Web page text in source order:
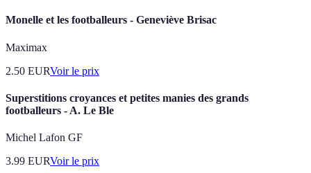
Monelle et les footballeurs - Geneviève Brisac
Maximax
2.50 EURVoir le prix
Superstitions croyances et petites manies des grands
footballeurs - A. Le Ble
Michel Lafon GF
3.99 EURVoir le prix